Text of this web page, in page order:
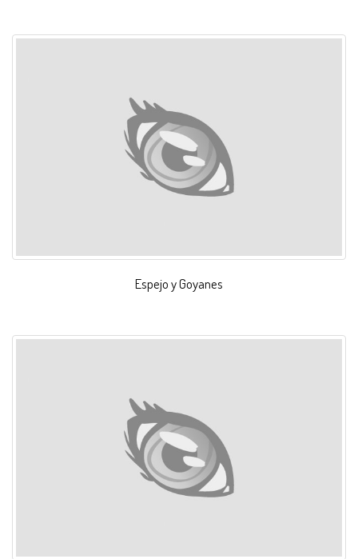
Espejo y Goyanes